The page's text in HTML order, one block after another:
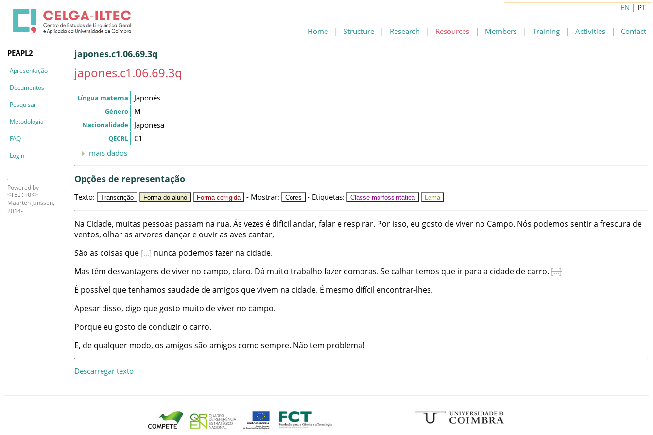
Home | Structure | Research | Resources | Members | Training | Activities | Contact
EN | PT
PEAPL2
Apresentação
Documentos
Pesquisar
Metodologia
FAQ
Login
Powered by
<TEI:TOK>
Maarten Janssen,
2014-
japones.c1.06.69.3q
japones.c1.06.69.3q
Língua materna Japonês
Género M
Nacionalidade Japonesa
QECRL
C1
mais dados
Opções de representação
Texto: Transcrição Forma do aluno Forma corrigida - Mostrar: Cores - Etiquetas: Classe morfossintática Lema
Na Cidade, muitas pessoas passam na rua. Ás vezes é dificil andar, falar e respirar. Por isso, eu gosto deviver no Campo. Nós podemos sentira frescura de
ventos, olharas arvores dançar e ouviras aves cantar,
São as coisas que nunca podemos fazer na cidade.
Mas têm desvantagens deviver no campo, claro. Dá muito trabalho fazer compras. Se calhartemos que ir para a cidade de carro.
É possível quetenhamos saudade deamigos quevivem na cidade. É mesmo difícil encontrar-lhes.
Apesar disso, digo que gosto muito deviver no campo.
Porque eu gosto de conduzir o carro.
E, de qualquer modo, os amigos são amigos como sempre. Não tem problema!
Descarregar texto